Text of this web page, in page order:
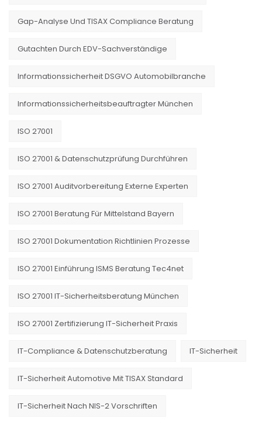
Gap-Analyse Und TISAX Compliance Beratung
Gutachten Durch EDV-Sachverständige
Informationssicherheit DSGVO Automobilbranche
Informationssicherheitsbeauftragter München
ISO 27001
ISO 27001 & Datenschutzprüfung Durchführen
ISO 27001 Auditvorbereitung Externe Experten
ISO 27001 Beratung Für Mittelstand Bayern
ISO 27001 Dokumentation Richtlinien Prozesse
ISO 27001 Einführung ISMS Beratung Tec4net
ISO 27001 IT-Sicherheitsberatung München
ISO 27001 Zertifizierung IT-Sicherheit Praxis
IT-Compliance & Datenschutzberatung IT-Sicherheit
IT-Sicherheit Automotive Mit TISAX Standard
IT-Sicherheit Nach NIS-2 Vorschriften